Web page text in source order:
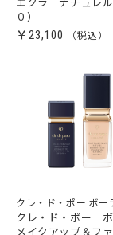
エクラ ナチュレル
０）
￥23,100
クレ・ド・ポー ボー
クレ・ド・ポー
メイクアップ＆フ